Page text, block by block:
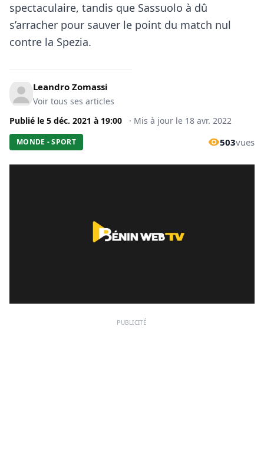
spectaculaire, tandis que Sassuolo à dû
s’arracher pour sauver le point du match nul
contre la Spezia.
Leandro Zomassi
Voir tous ses articles
Publié le 5 déc. 2021 à 19:00 · Mis à jour le 18 avr. 2022
MONDE - SPORT 503vues
PUBLICITÉ